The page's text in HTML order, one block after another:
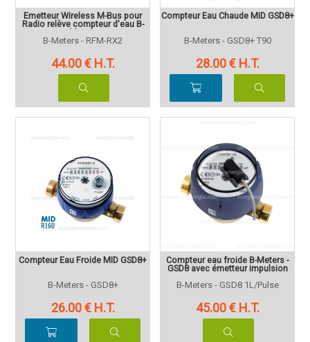
Emetteur Wireless M-Bus pour
Radio relève compteur d'eau B-
Meters
B-Meters - RFM-RX2
44.00 € H.T.
Compteur Eau Chaude MID GSD8+
B-Meters - GSD8+ T90
28.00 € H.T.
Compteur Eau Froide MID GSD8+
B-Meters - GSD8+
26.00 € H.T.
Compteur eau froide B-Meters -
GSD8 avec émetteur impulsion
B-Meters - GSD8 1L/Pulse
45.00 € H.T.